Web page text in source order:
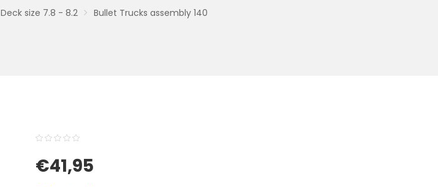
Deck size 7.8 - 8.2 Bullet Trucks assembly 140
out
€41,95